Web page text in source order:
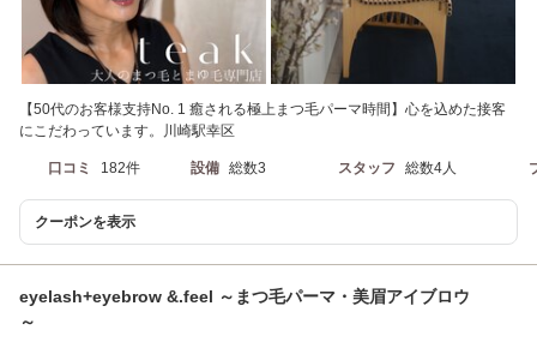
【50代のお客様支持No. 1 癒される極上まつ毛パーマ時間】心を込めた接客
にこだわっています。川崎駅幸区
口コミ 182件 設備 総数3 スタッフ 総数4人
クーポンを表示
eyelash+eyebrow &.feel ～まつ毛パーマ・美眉アイブロウ
～